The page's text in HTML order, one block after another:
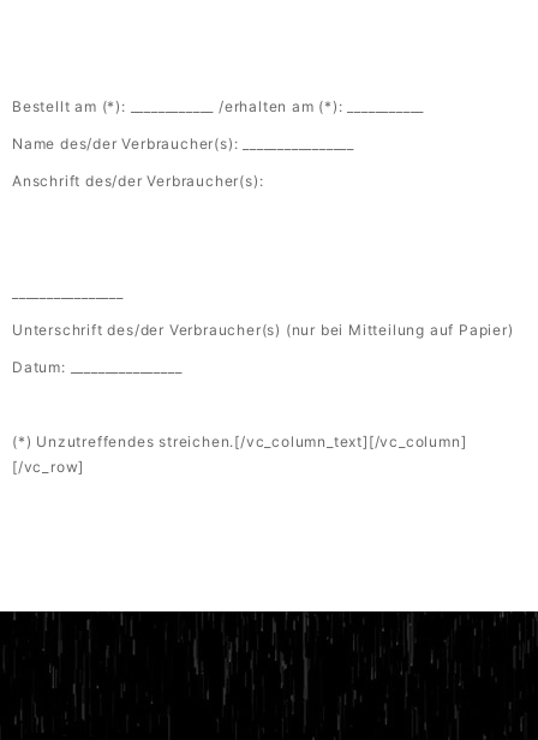
Bestellt am (*): ____________ /erhalten am (*): ___________
Name des/der Verbraucher(s): ________________
Anschrift des/der Verbraucher(s):
Unterschrift des/der Verbraucher(s) (nur bei Mitteilung auf Papier)
Datum: ________________
(*) Unzutreffendes streichen.[/vc_column_text][/vc_column]
[/vc_row]